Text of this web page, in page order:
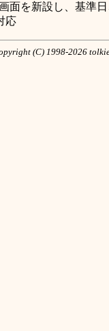
面を新設し、基準
応
(C) 1998-2026